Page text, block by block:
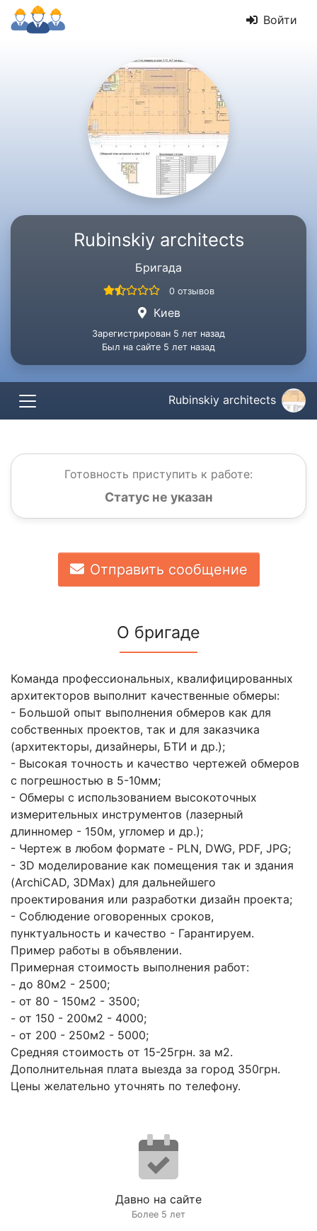
Войти
Rubinskiy architects
Бригада
0 отзывов
Киев
Зарегистрирован 5 лет назад
Был на сайте 5 лет назад
Rubinskiy architects
Готовность приступить к работе:
Статус не указан
Отправить сообщение
О бригаде
Команда профессиональных, квалифицированных
архитекторов выполнит качественные обмеры:
- Большой опыт выполнения обмеров как для
собственных проектов, так и для заказчика
(архитекторы, дизайнеры, БТИ и др.);
- Высокая точность и качество чертежей обмеров
с погрешностью в 5-10мм;
- Обмеры с использованием высокоточных
измерительных инструментов (лазерный
длинномер - 150м, угломер и др.);
- Чертеж в любом формате - PLN, DWG, PDF, JPG;
- 3D моделирование как помещения так и здания
(ArchiCAD, 3DMax) для дальнейшего
проектирования или разработки дизайн проекта;
- Соблюдение оговоренных сроков,
пунктуальность и качество - Гарантируем.
Пример работы в объявлении.
Примерная стоимость выполнения работ:
- до 80м2 - 2500;
- от 80 - 150м2 - 3500;
- от 150 - 200м2 - 4000;
- от 200 - 250м2 - 5000;
Средняя стоимость от 15-25грн. за м2.
Дополнительная плата выезда за город 350грн.
Цены желательно уточнять по телефону.
Давно на сайте
Более 5 лет